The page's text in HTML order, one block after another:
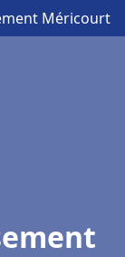
Méricourt